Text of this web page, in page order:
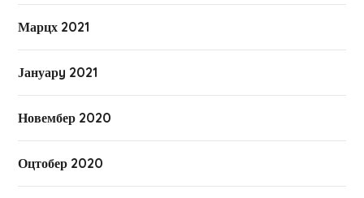
Марцх 2021
Јануарy 2021
Новембер 2020
Оцтобер 2020